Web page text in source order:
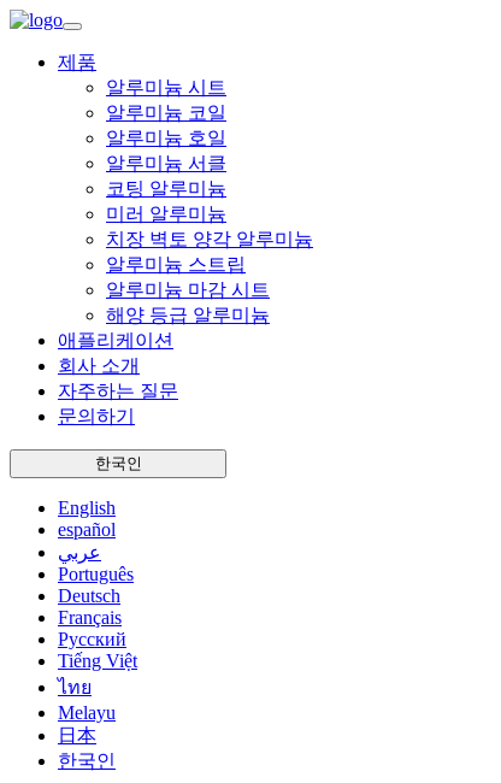
제품
알루미늄 시트
알루미늄 코일
알루미늄 호일
알루미늄 서클
코팅 알루미늄
미러 알루미늄
치장 벽토 양각 알루미늄
알루미늄 스트립
알루미늄 마감 시트
해양 등급 알루미늄
애플리케이션
회사 소개
자주하는 질문
문의하기
한국인
English
español
عربي
Português
Deutsch
Français
Русский
Tiếng Việt
ไทย
Melayu
日本
한국인